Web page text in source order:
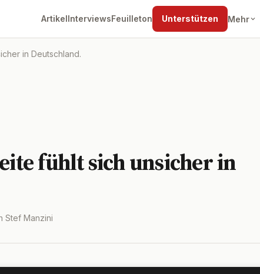
ArtikelInterviewsFeuilleton Unterstützen Mehr
in Deutschland.
fühlt sich unsicher in
Stef Manzini